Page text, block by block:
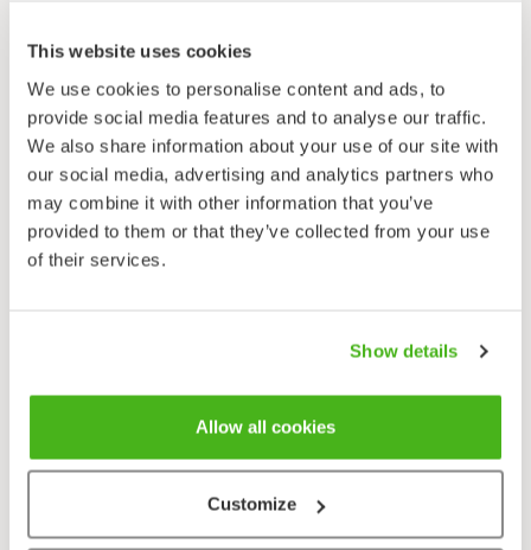
This website uses cookies
We use cookies to personalise content and ads, to
provide social media features and to analyse our traffic.
We also share information about your use of our site with
our social media, advertising and analytics partners who
may combine it with other information that you’ve
provided to them or that they’ve collected from your use
of their services.
Show details
Allow all cookies
Customize
Levinneisyyskartta: Lampinen, R. & Lahti, T. 2021:
Kasviatlas 2020.
Helsingin Yliopisto, Luonnontieteellinen keskusmuseo, Helsinki.